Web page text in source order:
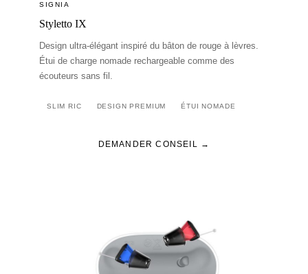
SIGNIA
Styletto IX
Design ultra-élégant inspiré du bâton de rouge à lèvres.
Étui de charge nomade rechargeable comme des
écouteurs sans fil.
SLIM RIC DESIGN PREMIUM ÉTUI NOMADE
DEMANDER CONSEIL →